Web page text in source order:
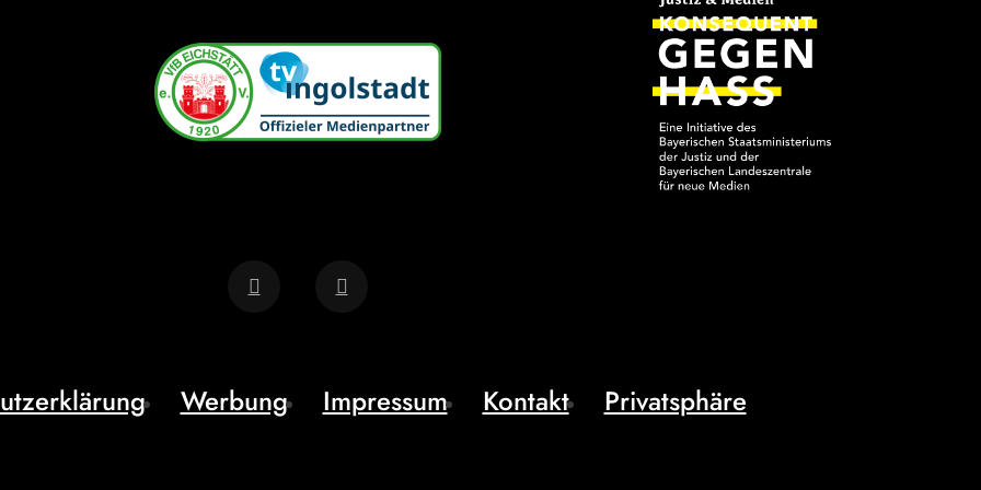
Werbung Impressum Kontakt Privatsphäre